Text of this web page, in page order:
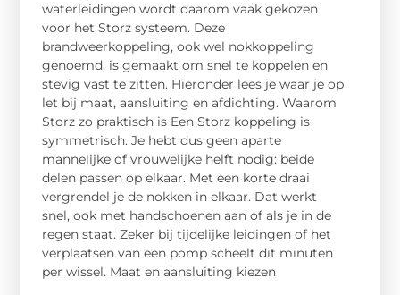
waterleidingen wordt daarom vaak gekozen
voor het Storz systeem. Deze
brandweerkoppeling, ook wel nokkoppeling
genoemd, is gemaakt om snel te koppelen en
stevig vast te zitten. Hieronder lees je waar je op
let bij maat, aansluiting en afdichting. Waarom
Storz zo praktisch is Een Storz koppeling is
symmetrisch. Je hebt dus geen aparte
mannelijke of vrouwelijke helft nodig: beide
delen passen op elkaar. Met een korte draai
vergrendel je de nokken in elkaar. Dat werkt
snel, ook met handschoenen aan of als je in de
regen staat. Zeker bij tijdelijke leidingen of het
verplaatsen van een pomp scheelt dit minuten
per wissel. Maat en aansluiting kiezen